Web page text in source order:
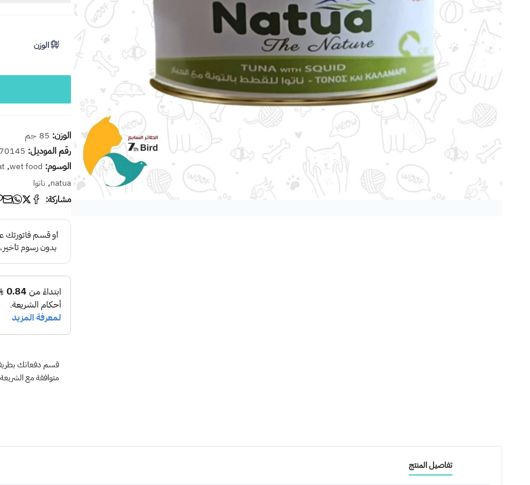
الوزن
الوزن: 85 جم
رقم الموديل:
الوسوم: wet food
,
natua
, ناتوا
مشاركة:
متوافقة مع
تفاصيل المنتج